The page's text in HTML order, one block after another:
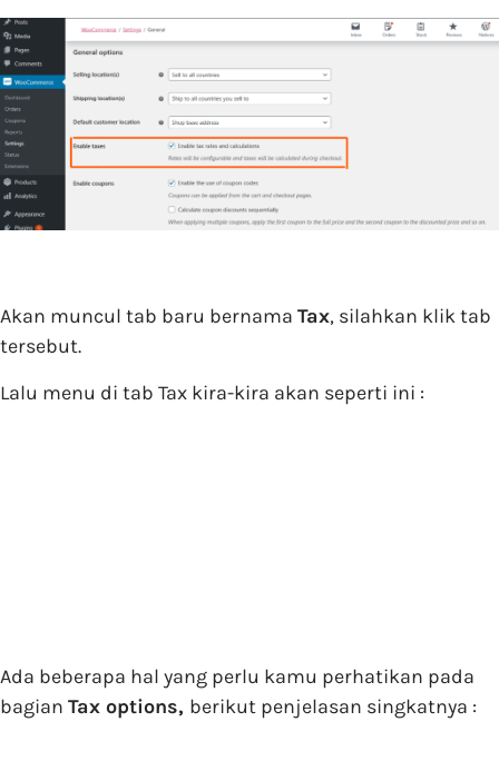
Akan muncul tab baru bernama Tax, silahkan klik tab
tersebut.
Lalu menu di tab Tax kira-kira akan seperti ini :
Ada beberapa hal yang perlu kamu perhatikan pada
bagian Tax options, berikut penjelasan singkatnya :